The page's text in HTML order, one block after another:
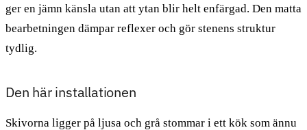
ger en jämn känsla utan att ytan blir helt enfärgad. Den matta
bearbetningen dämpar reflexer och gör stenens struktur
tydlig.
Den här installationen
Skivorna ligger på ljusa och grå stommar i ett kök som ännu